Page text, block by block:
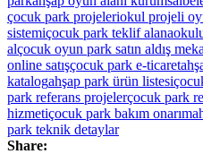
çocuk park projeleriokul projeli
sistemiçocuk park teklif al
alçocuk oyun park satın aldış
online satışçocuk park e-ticaret
katalogahşap park ürün listesi
park referans projelerçocuk park
hizmetiçocuk park bakım onarım
park teknik detaylar
Share: